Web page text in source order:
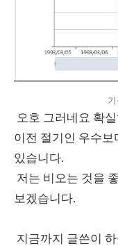
오호 그러네요 확
이전 절기인 우수
있습니다.
저는 비오는 것을
보겠습니다.
지금까지 글쓴이